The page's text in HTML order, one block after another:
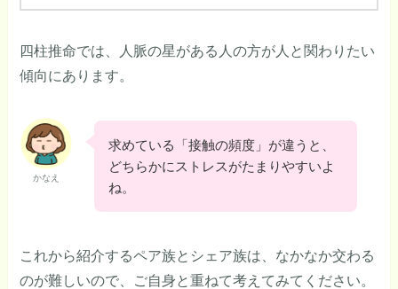
四柱推命では、人脈の星がある人の方が人と関わりたい
傾向にあります。
かなえ
求めている「接触の頻度」が違うと、
どちらかにストレスがたまりやすいよ
ね。
これから紹介するペア族とシェア族は、なかなか交わる
のが難しいので、ご自身と重ねて考えてみてください。